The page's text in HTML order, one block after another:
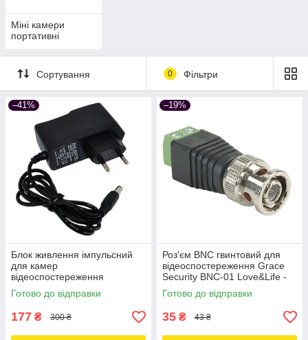
Міні камери
портативні
Сортування 0 Фільтри
–41%
Блок живлення імпульсний
для камер
відеоспостереження
Unitoptek 12В 1А Love&Life -
online-multimarket-
Готово до відправки
177 ₴ 300 ₴
–19%
Роз'єм BNC гвинтовий для
відеоспостереження Grace
Security BNC-01 Love&Life -
online-multimarket-
Готово до відправки
35 ₴ 43 ₴